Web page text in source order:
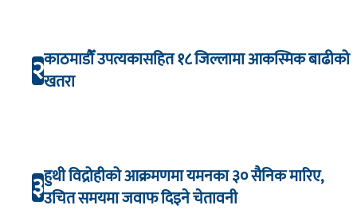
२काठमाडौँ उपत्यकासहित १८ जिल्लामा आकस्मिक बाढीको
खतरा
३हुथी विद्रोहीको आक्रमणमा यमनका ३० सैनिक मारिए,
उचित समयमा जवाफ दिइने चेतावनी